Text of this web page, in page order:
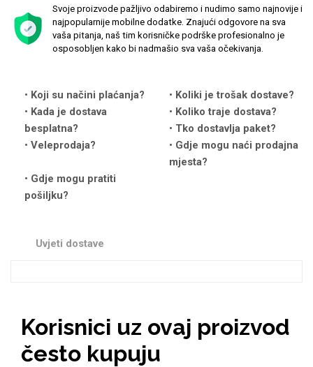
Svoje proizvode pažljivo odabiremo i nudimo samo najnovije i
najpopularnije mobilne dodatke. Znajući odgovore na sva
vaša pitanja, naš tim korisničke podrške profesionalno je
osposobljen kako bi nadmašio sva vaša očekivanja.
Koji su načini plaćanja?
Koliki je trošak dostave?
Kada je dostava
besplatna?
Koliko traje dostava?
Tko dostavlja paket?
Veleprodaja?
Gdje mogu naći prodajna
mjesta?
Gdje mogu pratiti
pošiljku?
Uvjeti dostave
Korisnici uz ovaj proizvod
često kupuju
Love motivi I Need Some Space
Quotes Collection Cirkus